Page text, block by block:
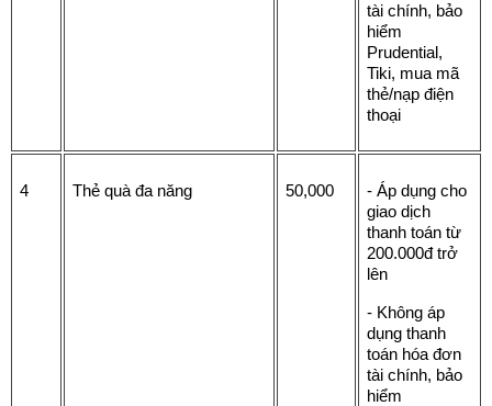
tài chính, bảo
hiểm
Prudential,
Tiki, mua mã
thẻ/nạp điện
thoại
4 Thẻ quà đa năng 50,000
- Áp dụng cho
giao dịch
thanh toán từ
200.000đ trở
lên
- Không áp
dụng thanh
toán hóa đơn
tài chính, bảo
hiểm